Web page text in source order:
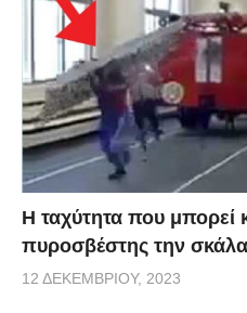
Η ταχύτητα που μπορεί
πυροσβέστης την σκάλα
12 ΔΕΚΕΜΒΡΊΟΥ, 2023